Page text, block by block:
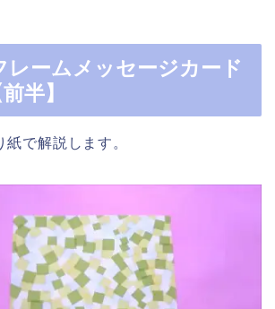
ームメッセージカード
半】
で解説します。